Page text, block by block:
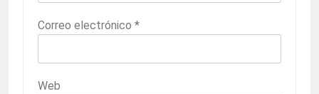
Correo electrónico *
Web